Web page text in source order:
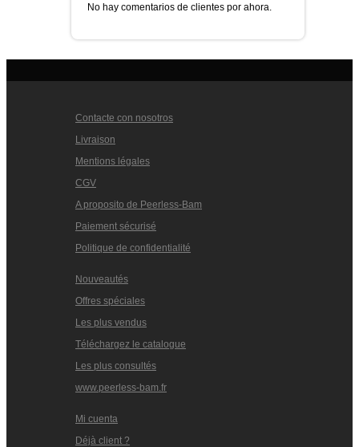
No hay comentarios de clientes por ahora.
Contacte con nosotros
Livraison
Mentions légales
CGV
A proposito de Peerless-Bam
Paiement sécurisé
Politique de confidentialité
Nouveautés
Offres spéciales
Les plus vendus
Téléchargez le catalogue
Les plus consultés
www.peerless-bam.fr
Mi cuenta
Déjà client ?